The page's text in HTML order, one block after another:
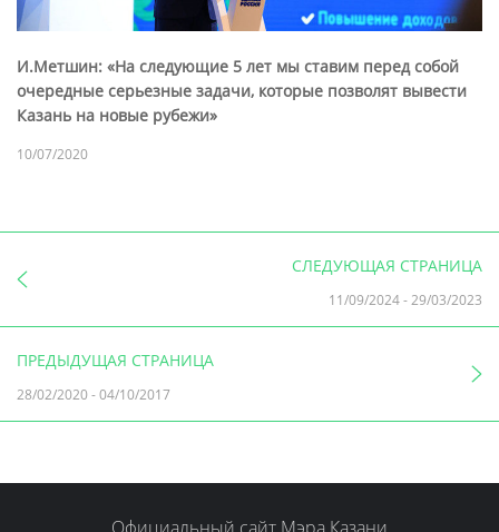
И.Метшин: «На следующие 5 лет мы ставим перед собой
очередные серьезные задачи, которые позволят вывести
Казань на новые рубежи»
10/07/2020
СЛЕДУЮЩАЯ СТРАНИЦА
11/09/2024-29/03/2023
ПРЕДЫДУЩАЯ СТРАНИЦА
28/02/2020-04/10/2017
Официальный сайт Мэра Казани